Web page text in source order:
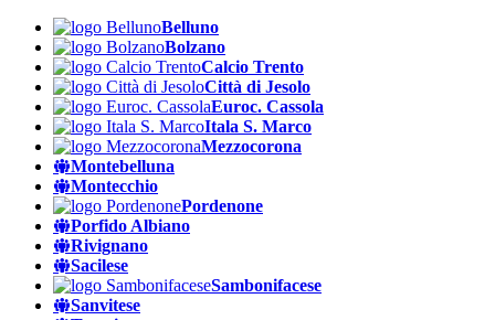
Belluno
Bolzano
Calcio Trento
Città di Jesolo
Euroc. Cassola
Itala S. Marco
Mezzocorona
Montebelluna
Montecchio
Pordenone
Porfido Albiano
Rivignano
Sacilese
Sambonifacese
Sanvitese